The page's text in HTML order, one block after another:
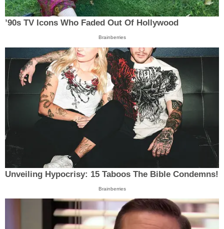
’90s TV Icons Who Faded Out Of Hollywood
Brainberries
Unveiling Hypocrisy: 15 Taboos The Bible Condemns!
Brainberries